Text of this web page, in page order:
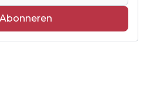
Abonneren